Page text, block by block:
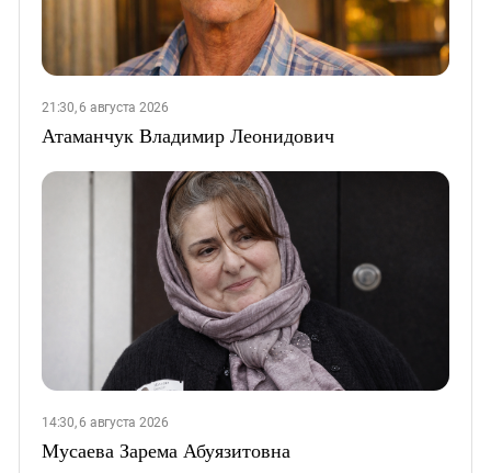
21:30, 6 августа 2026
Атаманчук Владимир Леонидович
14:30, 6 августа 2026
Мусаева Зарема Абуязитовна